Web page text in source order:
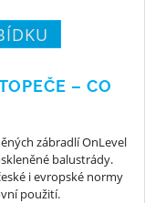
– CO
zábradlí OnLevel
balustrády.
i evropské normy
použití.